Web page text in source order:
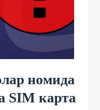
номида
SIM карта